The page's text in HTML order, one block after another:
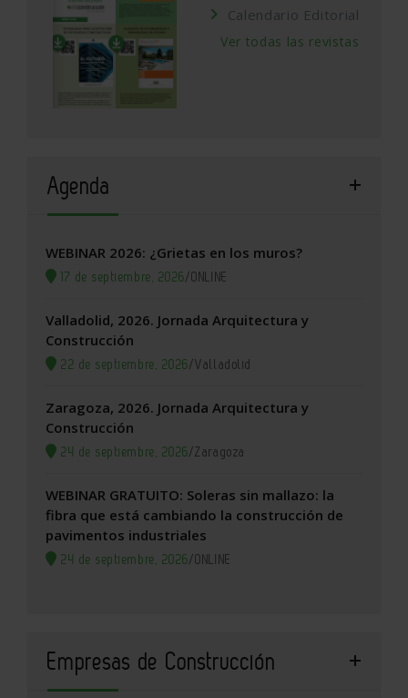
Calendario Editorial
Ver todas las revistas
Agenda
WEBINAR 2026: ¿Grietas en los muros?
17 de septiembre, 2026/ONLINE
Valladolid, 2026. Jornada Arquitectura y
Construcción
22 de septiembre, 2026/Valladolid
Zaragoza, 2026. Jornada Arquitectura y
Construcción
24 de septiembre, 2026/Zaragoza
WEBINAR GRATUITO: Soleras sin mallazo: la
fibra que está cambiando la construcción de
pavimentos industriales
24 de septiembre, 2026/ONLINE
Empresas de Construcción